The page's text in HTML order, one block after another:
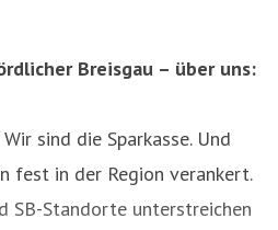
Breisgau – über uns:
sind die Sparkasse. Und
fest in der Region verankert.
SB-Standorte unterstreichen